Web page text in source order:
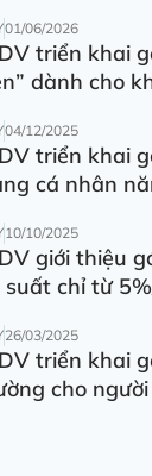
01/06/2026
triển khai
dành cho
04/12/2025
triển khai
cá nhân
10/10/2025
giới thiệu
suất chỉ từ
26/03/2025
triển khai
cho